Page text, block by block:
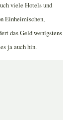
viele Hotels und
Einheimischen,
das Geld wenigstens
ja auch hin.